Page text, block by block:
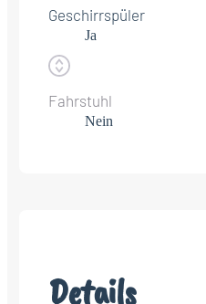
Geschirrspüler
Ja
Fahrstuhl
Nein
Details